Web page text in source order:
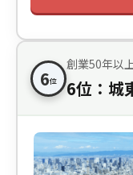
6位
創業50年以
6位：城